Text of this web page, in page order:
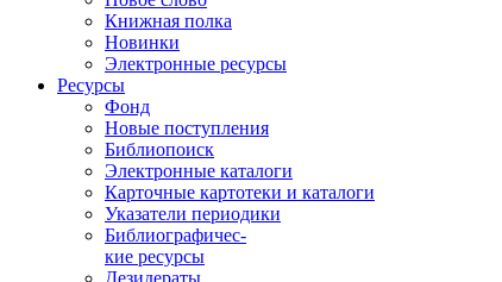
Книжная полка
Новинки
Электронные ресурсы
Ресурсы
Фонд
Новые поступления
Библиопоиск
Электронные каталоги
Карточные картотеки и каталоги
Указатели периодики
Библиографичес-
кие ресурсы
Дезидераты